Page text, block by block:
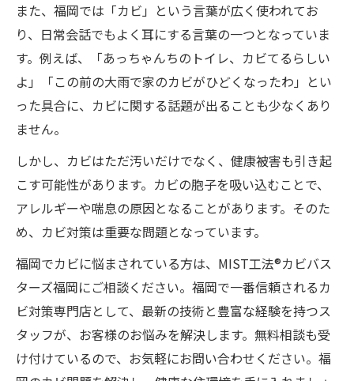
また、福岡では「カビ」という言葉が広く使われてお
り、日常会話でもよく耳にする言葉の一つとなっていま
す。例えば、「あっちゃんちのトイレ、カビてるらしい
よ」「この前の大雨で家のカビがひどくなったわ」とい
った具合に、カビに関する話題が出ることも少なくあり
ません。
しかし、カビはただ汚いだけでなく、健康被害も引き起
こす可能性があります。カビの胞子を吸い込むことで、
アレルギーや喘息の原因となることがあります。そのた
め、カビ対策は重要な問題となっています。
福岡でカビに悩まされている方は、MIST工法®カビバス
ターズ福岡にご相談ください。福岡で一番信頼されるカ
ビ対策専門店として、最新の技術と豊富な経験を持つス
タッフが、お客様のお悩みを解決します。無料相談も受
け付けているので、お気軽にお問い合わせください。福